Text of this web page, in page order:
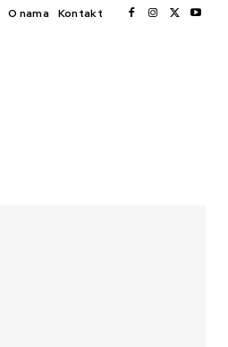
O nama Kontakt